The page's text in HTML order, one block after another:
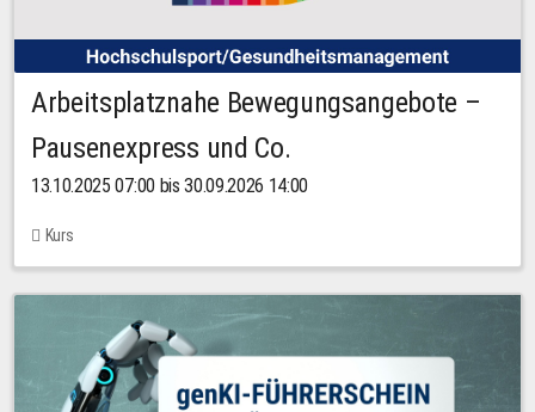
Arbeitsplatznahe Bewegungsangebote –
Pausenexpress und Co.
13.10.2025 07:00 bis 30.09.2026 14:00
Kurs